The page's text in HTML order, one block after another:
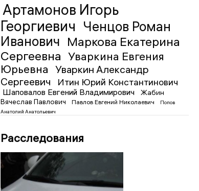
Артамонов Игорь
Георгиевич Ченцов Роман
Иванович Маркова Екатерина
Сергеевна Уваркина Евгения
Юрьевна
Уваркин Александр
Сергеевич
Итин Юрий Константинович
Шаповалов Евгений Владимирович
Жабин
Вячеслав Павлович
Павлов Евгений Николаевич
Попов
Анатолий Анатольевич
Расследования